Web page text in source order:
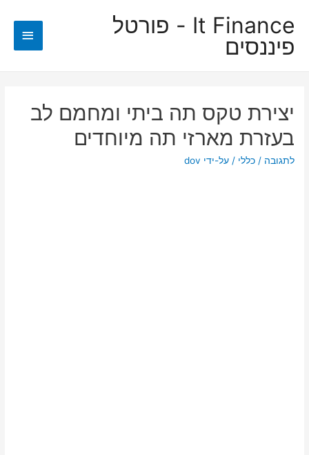
It Finance - פורטל
פיננסים
יצירת טקס תה ביתי ומחמם לב
בעזרת מארזי תה מיוחדים
לתגובה /כללי / על-ידי dov